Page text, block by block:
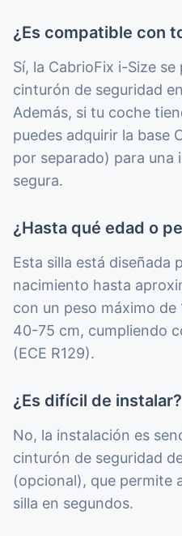
¿Es compatible con
Sí, la CabrioFix i-Size
cinturón de seguridad
Además, si tu coche
puedes adquirir la base
por separado) para una
segura.
¿Hasta qué edad o
Esta silla está diseñada
nacimiento hasta
con un peso máximo de
40-75 cm, cumpliendo
(ECE R129).
¿Es difícil de instalar?
No, la instalación es
cinturón de seguridad
(opcional), que permite
silla en segundos.